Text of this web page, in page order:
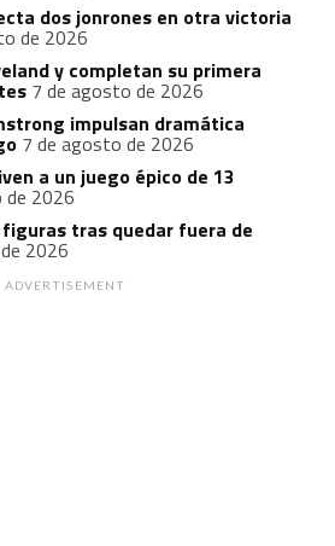
dos jonrones en otra victoria
de 2026
y completan su primera
7 de agosto de 2026
impulsan dramática
7 de agosto de 2026
a un juego épico de 13
2026
tras quedar fuera de
2026
ADVERTISEMENT